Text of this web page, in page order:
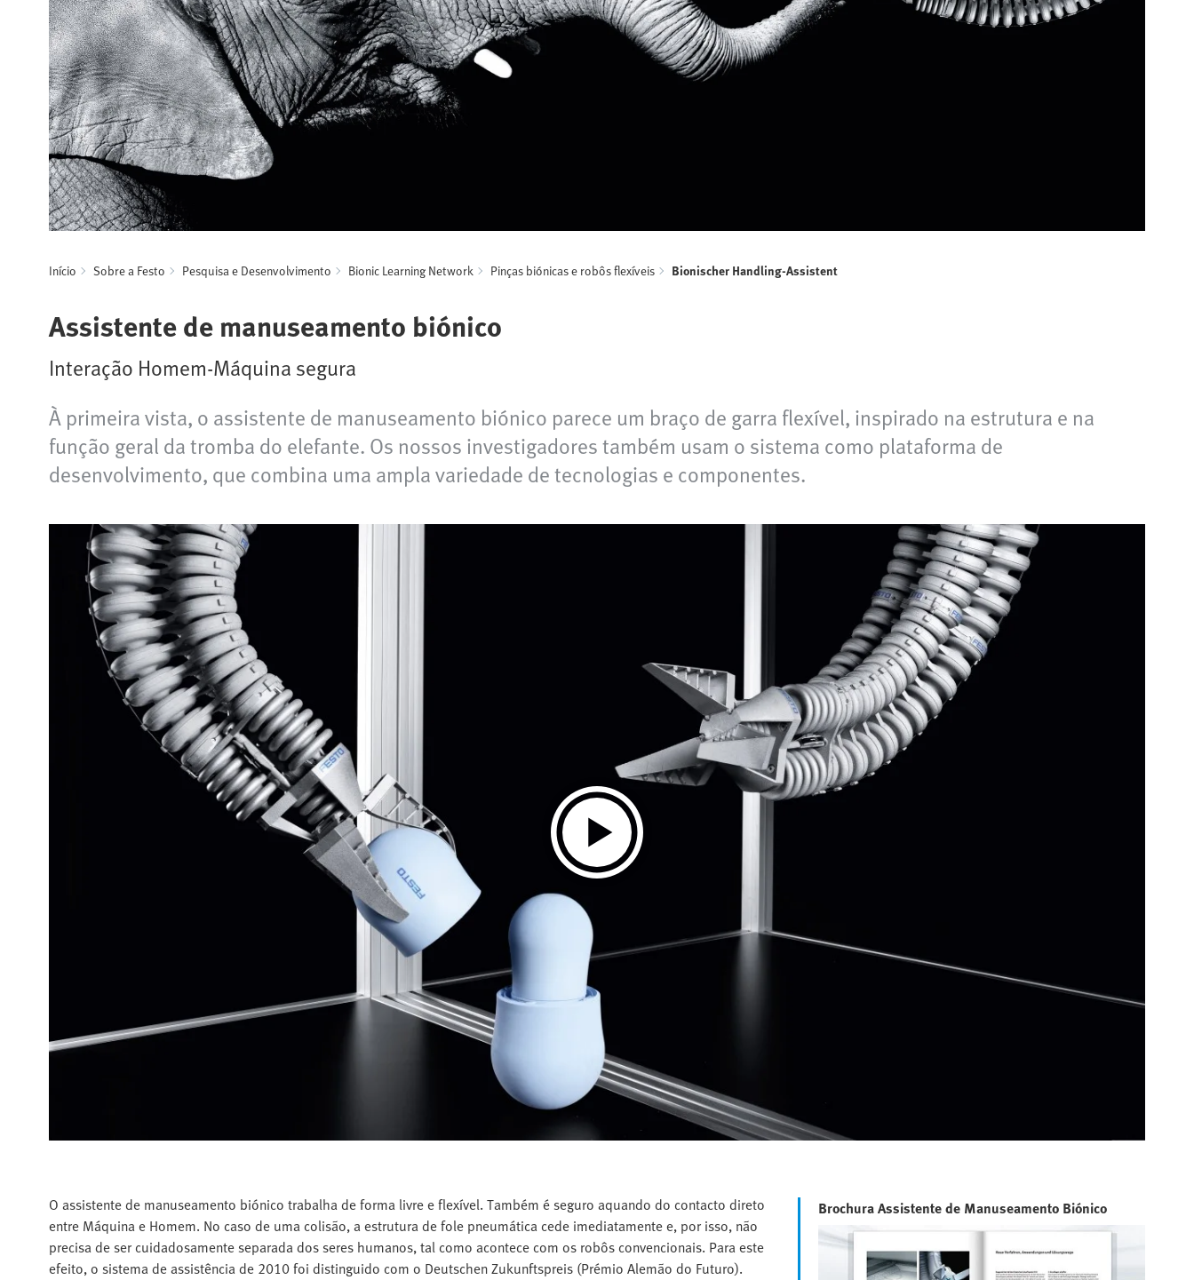
Início Sobre a Festo Pesquisa e Desenvolvimento Bionic Learning Network Pinças biónicas e robôs flexíveis Bionischer Handling-Assistent
Assistente de manuseamento biónico
Interação Homem-Máquina segura
À primeira vista, o assistente de manuseamento biónico parece um braço de garra flexível, inspirado na estrutura e na
função geral da tromba do elefante. Os nossos investigadores também usam o sistema como plataforma de
desenvolvimento, que combina uma ampla variedade de tecnologias e componentes.
O assistente de manuseamento biónico trabalha de forma livre e flexível. Também é seguro aquando do contacto direto
entre Máquina e Homem. No caso de uma colisão, a estrutura de fole pneumática cede imediatamente e, por isso, não
precisa de ser cuidadosamente separada dos seres humanos, tal como acontece com os robôs convencionais. Para este
efeito, o sistema de assistência de 2010 foi distinguido com o Deutschen Zukunftspreis (Prémio Alemão do Futuro).
Brochura Assistente de Manuseamento Biónico